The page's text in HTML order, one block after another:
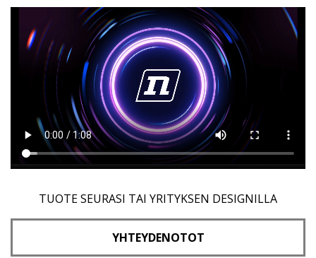
TUOTE SEURASI TAI YRITYKSEN DESIGNILLA
YHTEYDENOTOT